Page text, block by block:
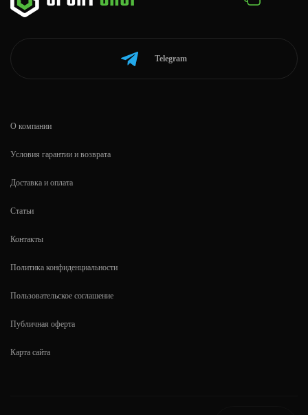
Telegram
О компании
Условия гарантии и возврата
Доставка и оплата
Статьи
Контакты
Политика конфиденциальности
Пользовательское соглашение
Публичная оферта
Карта сайта